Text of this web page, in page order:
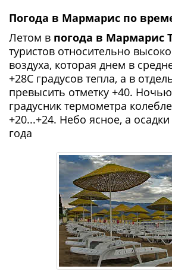
Погода в Мармарис по
Летом в погода в Мармарис
туристов относительно
воздуха, которая днем в
+28С градусов тепла, а в
превысить отметку +40.
градусник термометра
+20...+24. Небо ясное, а
года